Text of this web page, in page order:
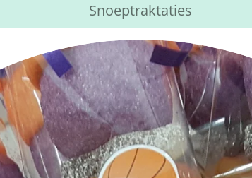
Snoeptraktaties